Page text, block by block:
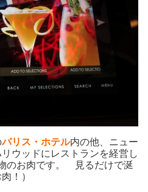
パリス・ホテル内の他、ニュー
ウッドにレストランを経営し
お肉です。 見るだけで涎
！）